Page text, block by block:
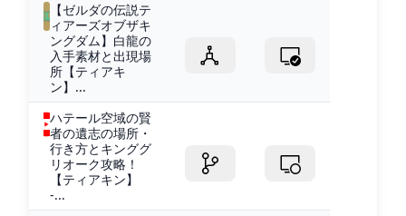
【ゼルダの伝説テ
ィアーズオブザキ
ングダム】白龍の
入手素材と出現場
所【ティアキ
ン】...
ハテール空域の賢
者の遺志の場所・
行き方とキンググ
リオーク攻略！
【ティアキン】
-...